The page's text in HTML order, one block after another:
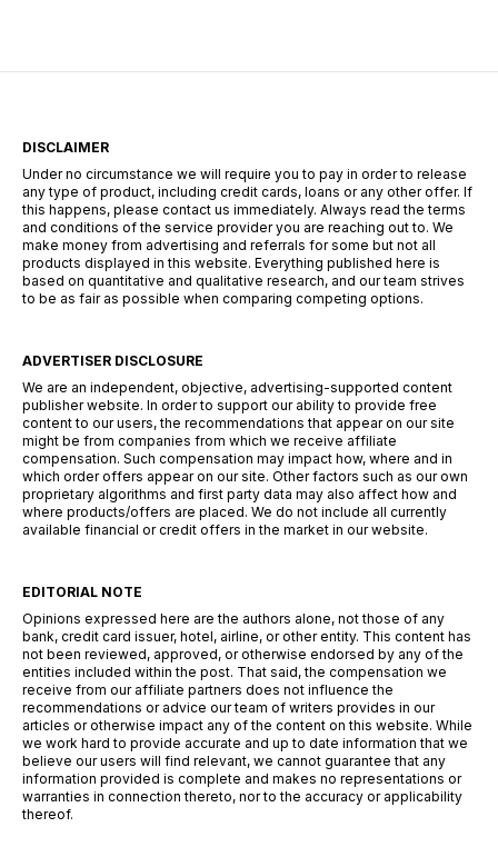
DISCLAIMER
Under no circumstance we will require you to pay in order to release
any type of product, including credit cards, loans or any other offer. If
this happens, please contact us immediately. Always read the terms
and conditions of the service provider you are reaching out to. We
make money from advertising and referrals for some but not all
products displayed in this website. Everything published here is
based on quantitative and qualitative research, and our team strives
to be as fair as possible when comparing competing options.
ADVERTISER DISCLOSURE
We are an independent, objective, advertising-supported content
publisher website. In order to support our ability to provide free
content to our users, the recommendations that appear on our site
might be from companies from which we receive affiliate
compensation. Such compensation may impact how, where and in
which order offers appear on our site. Other factors such as our own
proprietary algorithms and first party data may also affect how and
where products/offers are placed. We do not include all currently
available financial or credit offers in the market in our website.
EDITORIAL NOTE
Opinions expressed here are the authors alone, not those of any
bank, credit card issuer, hotel, airline, or other entity. This content has
not been reviewed, approved, or otherwise endorsed by any of the
entities included within the post. That said, the compensation we
receive from our affiliate partners does not influence the
recommendations or advice our team of writers provides in our
articles or otherwise impact any of the content on this website. While
we work hard to provide accurate and up to date information that we
believe our users will find relevant, we cannot guarantee that any
information provided is complete and makes no representations or
warranties in connection thereto, nor to the accuracy or applicability
thereof.